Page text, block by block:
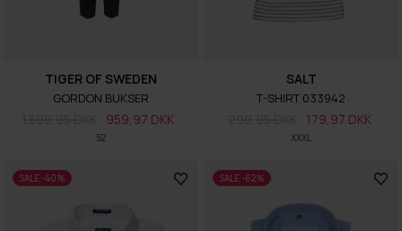
52
TIGER OF SWEDEN
GORDON BUKSER
959,97 DKK
XXXL
SALT
T-SHIRT 033942
179,97 DKK
SALE -40% SALE -62%